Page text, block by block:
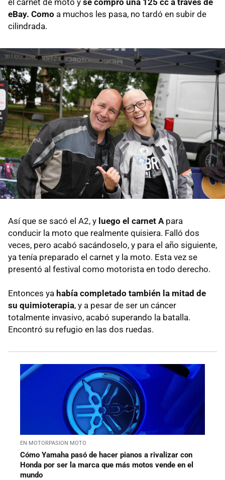
el carnet de moto y se compró una 125 cc a través de
eBay. Como a muchos les pasa, no tardó en subir de
cilindrada.
Así que se sacó el A2, y luego el carnet Apara
conducir la moto que realmente quisiera. Falló dos
veces, pero acabó sacándoselo, y para el año siguiente,
ya tenía preparado el carnet y la moto. Esta vez se
presentó al festival como motorista en todo derecho.
Entonces ya había completado también la mitad de
su quimioterapia, y a pesar de ser un cáncer
totalmente invasivo, acabó superando la batalla.
Encontró su refugio en las dos ruedas.
EN MOTORPASION MOTO
Cómo Yamaha pasó de hacer pianos a rivalizar con
Honda por ser la marca que más motos vende en el
mundo